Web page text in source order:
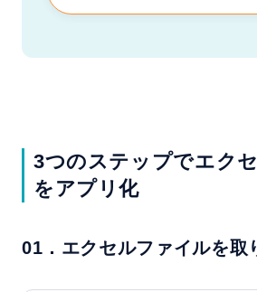
3つのステップでエク
をアプリ化
01．エクセルファイルを取